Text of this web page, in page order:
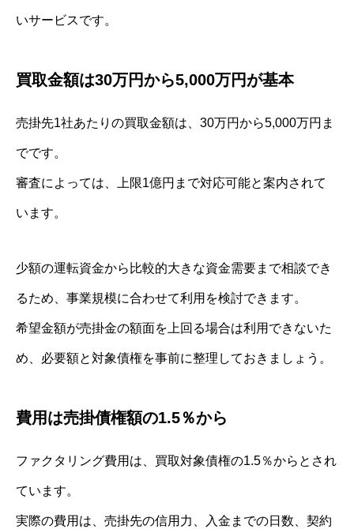
いサービスです。
買取金額は30万円から5,000万円が基本
売掛先1社あたりの買取金額は、30万円から5,000万円ま
でです。
審査によっては、上限1億円まで対応可能と案内されて
います。
少額の運転資金から比較的大きな資金需要まで相談でき
るため、事業規模に合わせて利用を検討できます。
希望金額が売掛金の額面を上回る場合は利用できないた
め、必要額と対象債権を事前に整理しておきましょう。
費用は売掛債権額の1.5％から
ファクタリング費用は、買取対象債権の1.5％からとされ
ています。
実際の費用は、売掛先の信用力、入金までの日数、契約